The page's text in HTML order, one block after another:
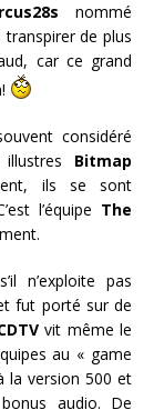
nommé
transpirer de plus
car ce grand
considéré
Bitmap
ils se sont
l’équipe The
n’exploite pas
fut porté sur de
vit même le
au « game
la version 500 et
audio. De